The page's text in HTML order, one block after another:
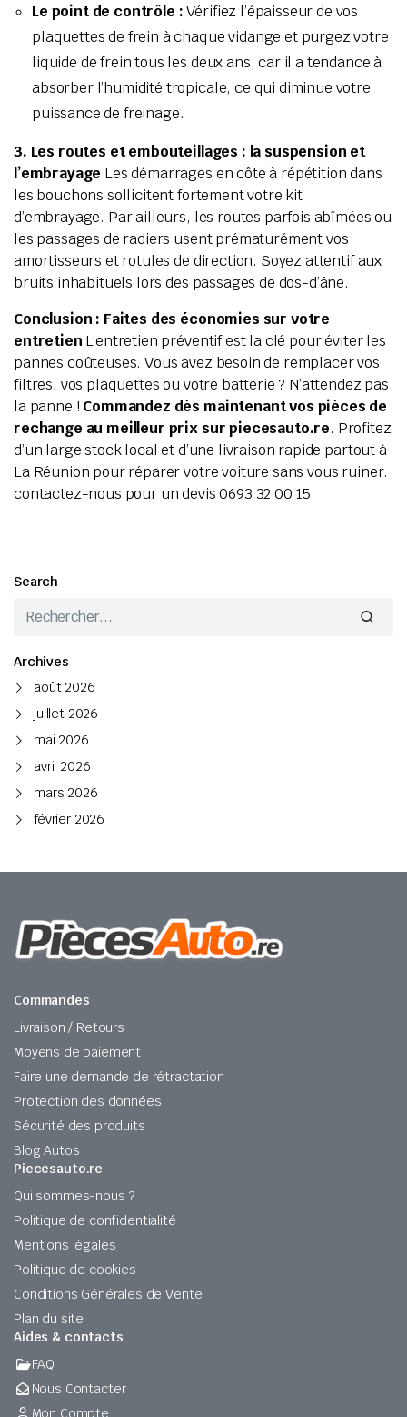
Le point de contrôle :Vérifiez l’épaisseur de vos
plaquettes de frein à chaque vidange et purgez votre
liquide de frein tous les deux ans, car il a tendance à
absorber l’humidité tropicale, ce qui diminue votre
puissance de freinage.
3. Les routes et embouteillages : la suspension et
l’embrayage Les démarrages en côte à répétition dans
les bouchons sollicitent fortement votre kit
d’embrayage. Par ailleurs, les routes parfois abîmées ou
les passages de radiers usent prématurément vos
amortisseurs et rotules de direction. Soyez attentif aux
bruits inhabituels lors des passages de dos-d’âne.
Conclusion : Faites des économies sur votre
entretienL’entretien préventif est la clé pour éviter les
pannes coûteuses. Vous avez besoin de remplacer vos
filtres, vos plaquettes ou votre batterie ? N’attendez pas
la panne ! Commandez dès maintenant vos pièces de
rechange au meilleur prix sur piecesauto.re. Profitez
d’un large stock local et d’une livraison rapide partout à
La Réunion pour réparer votre voiture sans vous ruiner.
contactez-nous pour un devis 0693 32 00 15
Search
Archives
août 2026
juillet 2026
mai 2026
avril 2026
mars 2026
février 2026
Commandes
Livraison / Retours
Moyens de paiement
Faire une demande de rétractation
Protection des données
Sécurité des produits
Blog Autos
Piecesauto.re
Qui sommes-nous ?
Politique de confidentialité
Mentions légales
Politique de cookies
Conditions Générales de Vente
Plan du site
Aides & contacts
FAQ
Nous Contacter
Mon Compte